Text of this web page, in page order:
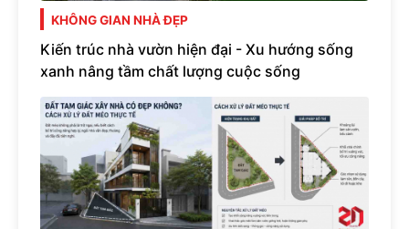
KHÔNG GIAN NHÀ ĐẸP
Kiến trúc nhà vườn hiện đại - Xu hướng sống
xanh nâng tầm chất lượng cuộc sống